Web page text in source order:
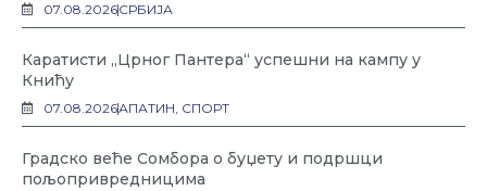
07.08.2026СРБИЈА
Каратисти „Црног Пантера“ успешни на кампу у
Книћу
07.08.2026АПАТИН, СПОРТ
Градско веће Сомбора о буџету и подршци
пољопривредницима